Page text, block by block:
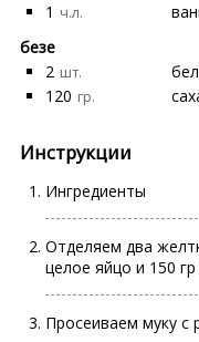
1 ч.л.
безе
2 шт.
120 гр.
Инструкции
Ингредиенты
Отделяем два
целое яйцо и 150
Просеиваем муку с